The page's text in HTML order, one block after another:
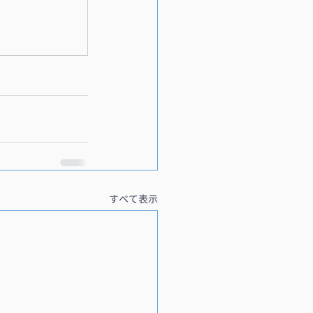
すべて表示